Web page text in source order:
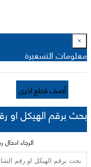
×
معلومات التسعيرة
أضف قطع اخرى
بحث برقم الهيكل او
الرجاء